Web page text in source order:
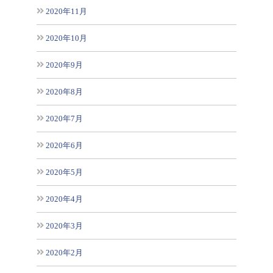
2020年11月
2020年10月
2020年9月
2020年8月
2020年7月
2020年6月
2020年5月
2020年4月
2020年3月
2020年2月